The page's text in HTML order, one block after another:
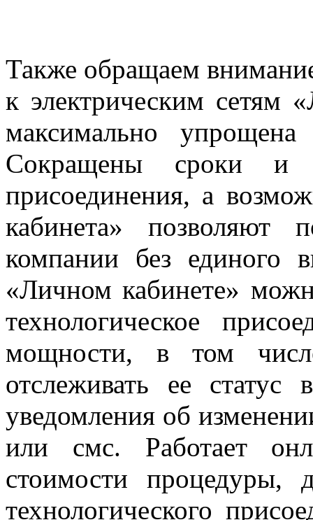
Также обращаем
к электрическим сетям
максимально
Сокращены сроки и
присоединения, а
кабинета» позволяют
компании без единого
«Личном кабинете»
технологическое
мощности, в том
отслеживать ее
уведомления об
или смс. Работает
стоимости процедуры,
технологического